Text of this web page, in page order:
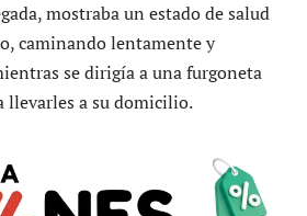
mostraba un estado de salud
caminando lentamente y
se dirigía a una furgoneta
llevarles a su domicilio.